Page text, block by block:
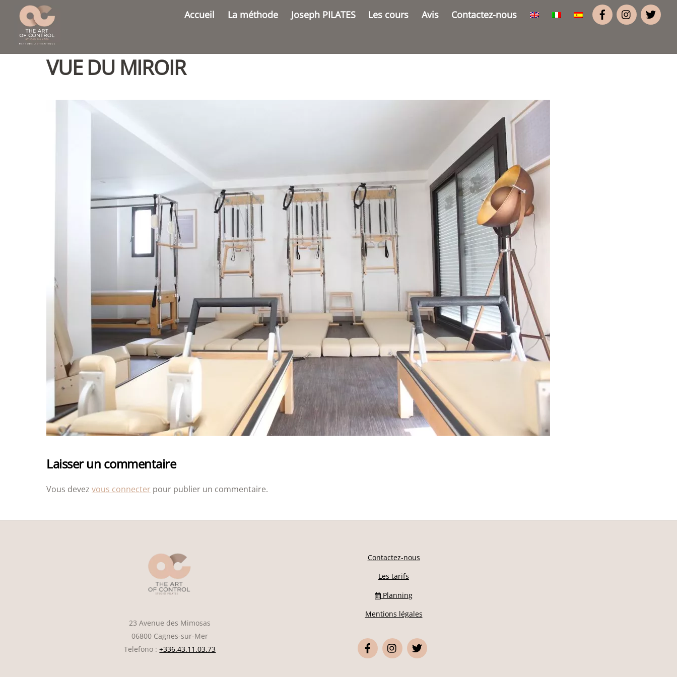
content
Accueil La méthode Joseph PILATES Les cours Avis Contactez-nous
VUE DU MIROIR
Laisser un commentaire
Vous devez vous connecter pour publier un commentaire.
23 Avenue des Mimosas
06800 Cagnes-sur-Mer
Telefono :+336.43.11.03.73
Contactez-nous
Les tarifs
Planning
Mentions légales